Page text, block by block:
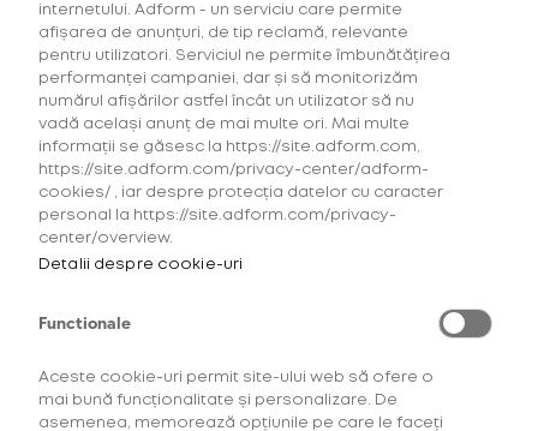
consumabilele
create exclusiv
pentru glo™
Hyper
Explorează ofertele la
consumabilele neo™, veo™,
Dunhill for glo™ Hyper și
KENT for glo™ Hyper.
Oferta 4
pachete la
internetului. Adform - un serviciu care permite
afișarea de anunțuri, de tip reclamă, relevante
pentru utilizatori. Serviciul ne permite îmbunătățirea
performanței campaniei, dar și să monitorizăm
numărul afișărilor astfel încât un utilizator să nu
vadă același anunț de mai multe ori. Mai multe
informații se găsesc la https://site.adform.com,
https://site.adform.com/privacy-center/adform-
cookies/ , iar despre protecția datelor cu caracter
personal la https://site.adform.com/privacy-
center/overview.
Detalii despre cookie-uri
Functionale
Aceste cookie-uri permit site-ului web să ofere o
mai bună funcționalitate și personalizare. De
asemenea, memorează opțiunile pe care le faceți